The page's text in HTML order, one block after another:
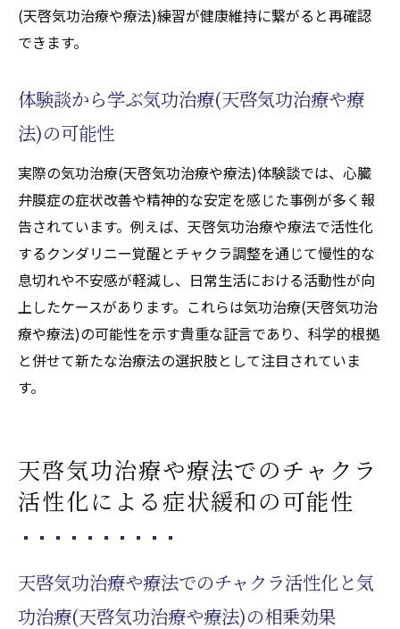
(天啓気功治療や療法)練習が健康維持に繋がると再確認
できます。
体験談から学ぶ気功治療(天啓気功治療や療
法)の可能性
実際の気功治療(天啓気功治療や療法)体験談では、心臓
弁膜症の症状改善や精神的な安定を感じた事例が多く報
告されています。例えば、天啓気功治療や療法で活性化
するクンダリニー覚醒とチャクラ調整を通じて慢性的な
息切れや不安感が軽減し、日常生活における活動性が向
上したケースがあります。これらは気功治療(天啓気功治
療や療法)の可能性を示す貴重な証言であり、科学的根拠
と併せて新たな治療法の選択肢として注目されていま
す。
天啓気功治療や療法でのチャクラ
活性化による症状緩和の可能性
天啓気功治療や療法でのチャクラ活性化と気
功治療(天啓気功治療や療法)の相乗効果